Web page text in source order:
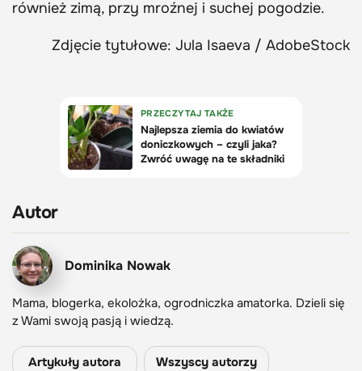
również zimą, przy mroźnej i suchej pogodzie.
Zdjęcie tytułowe: Jula Isaeva / AdobeStock
Autor
Dominika Nowak
Mama, blogerka, ekolożka, ogrodniczka amatorka. Dzieli się
z Wami swoją pasją i wiedzą.
Artykuły autora Wszyscy autorzy